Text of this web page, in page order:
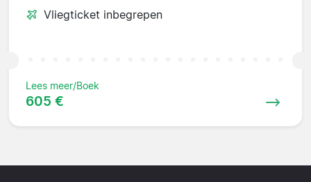
Vliegticket inbegrepen
Lees meer/Boek
605 €